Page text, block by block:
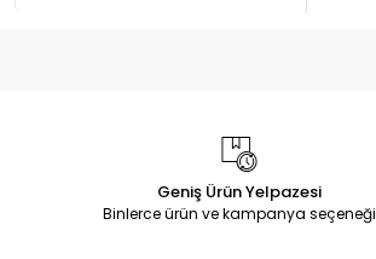
Geniş Ürün Yelpazesi
Binlerce ürün ve kampanya seçeneği